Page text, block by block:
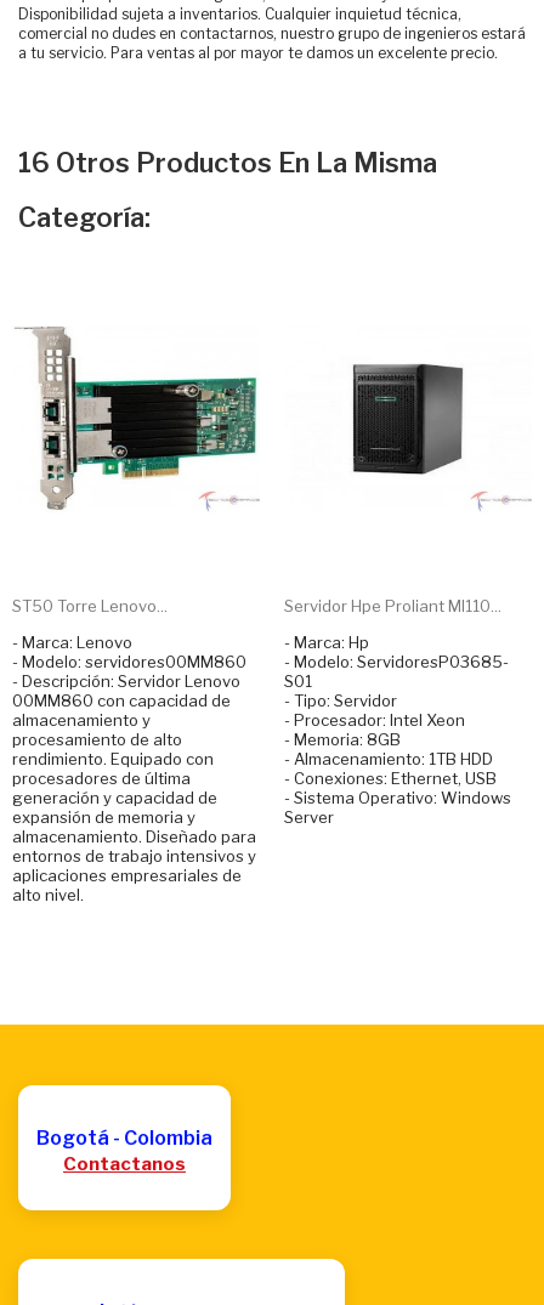
Disponibilidad sujeta a inventarios. Cualquier inquietud técnica,
comercial no dudes en contactarnos, nuestro grupo de ingenieros estará
a tu servicio. Para ventas al por mayor te damos un excelente precio.
16 Otros Productos En La Misma
Categoría:
ST50 Torre Lenovo...
- Marca: Lenovo
- Modelo: servidores00MM860
- Descripción: Servidor Lenovo
00MM860 con capacidad de
almacenamiento y
procesamiento de alto
rendimiento. Equipado con
procesadores de última
generación y capacidad de
expansión de memoria y
almacenamiento. Diseñado para
entornos de trabajo intensivos y
aplicaciones empresariales de
alto nivel.
Servidor Hpe Proliant Ml110...
- Marca: Hp
- Modelo: ServidoresP03685-
S01
- Tipo: Servidor
- Procesador: Intel Xeon
- Memoria: 8GB
- Almacenamiento: 1TB HDD
- Conexiones: Ethernet, USB
- Sistema Operativo: Windows
Server
Bogotá - Colombia
Contactanos